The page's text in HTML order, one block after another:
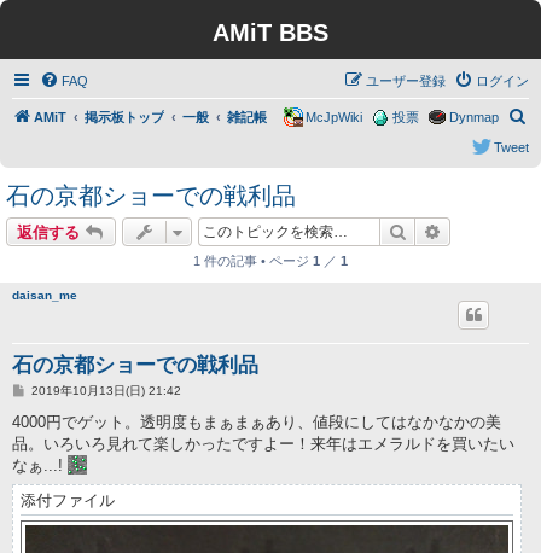
AMiT BBS
FAQ ログイン
ユーザー登録
AMiT 掲示板トップ 一般 雑記帳
索
Dynmap
投票
McJpWiki
Tweet
石の京都ショーでの戦利品
返信する 検索
1 件の記事 • ページ 1 ／ 1
daisan_me
石の京都ショーでの戦利品
投
記
2019年10月13日(日) 21:42
4000円でゲット。透明度もまぁまぁあり、値段にしてはなかなかの美
品。いろいろ見れて楽しかったですよー！来年はエメラルドを買いたい
なぁ...!
添付ファイル